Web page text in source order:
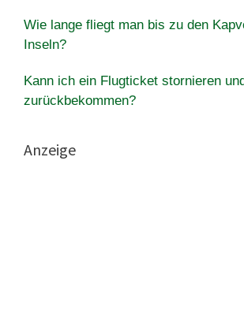
Wie lange fliegt man bis zu den
Inseln?
Kann ich ein Flugticket stornieren
zurückbekommen?
Anzeige